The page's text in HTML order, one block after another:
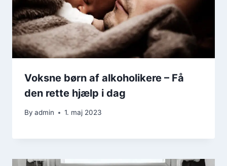
Voksne børn af alkoholikere – Få
den rette hjælp i dag
By admin 1. maj 2023